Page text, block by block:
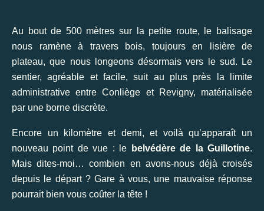
Au bout de 500 mètres sur la petite route, le balisage
nous ramène à travers bois, toujours en lisière de
plateau, que nous longeons désormais vers le sud. Le
sentier, agréable et facile, suit au plus près la limite
administrative entre Conliège et Revigny, matérialisée
par une borne discrète.
Encore un kilomètre et demi, et voilà qu’apparaît un
nouveau point de vue : le
belvédère de la Guillotine.
Mais dites-moi… combien en avons-nous déjà croisés
depuis le départ ? Gare à vous, une mauvaise réponse
pourrait bien vous coûter la tête !